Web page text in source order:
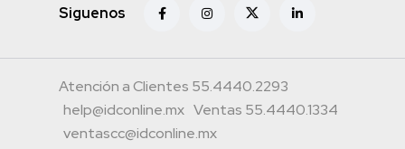
Siguenos
Atención a Clientes 55.4440.2293
help@idconline.mx Ventas 55.4440.1334
ventascc@idconline.mx